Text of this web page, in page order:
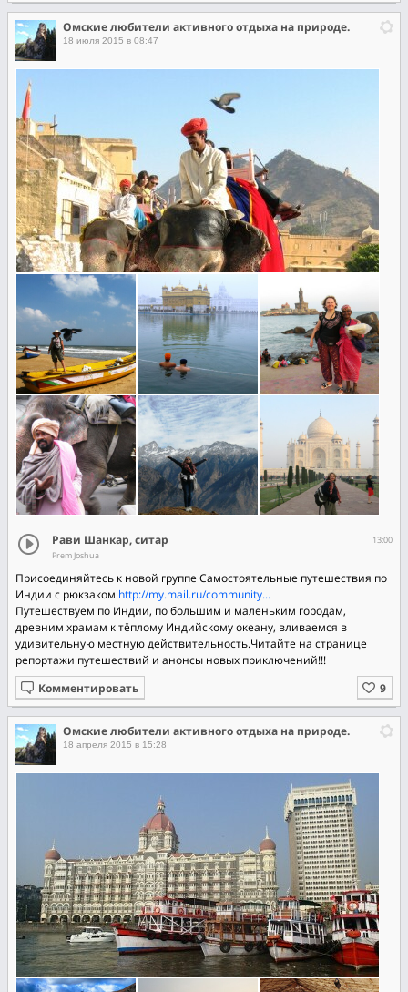
Омские любители активного отдыха на природе.
18 июля 2015 в 08:47
Рави Шанкар, ситар
Prem Joshua
13:00
Присоединяйтесь к новой группе Самостоятельные путешествия по
Индии с рюкзаком http://my.mail.ru/community...
Путешествуем по Индии, по большим и маленьким городам,
древним храмам к тёплому Индийскому океану, вливаемся в
удивительную местную действительность.Читайте на странице
репортажи путешествий и анонсы новых приключений!!!
Комментировать
Омские любители активного отдыха на природе.
18 апреля 2015 в 15:28